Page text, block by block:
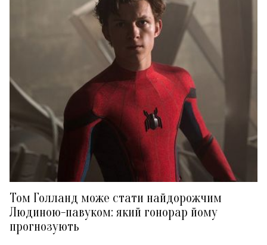
Том Голланд може стати найдорожчим
Людиною-павуком: який гонорар йому
прогнозують